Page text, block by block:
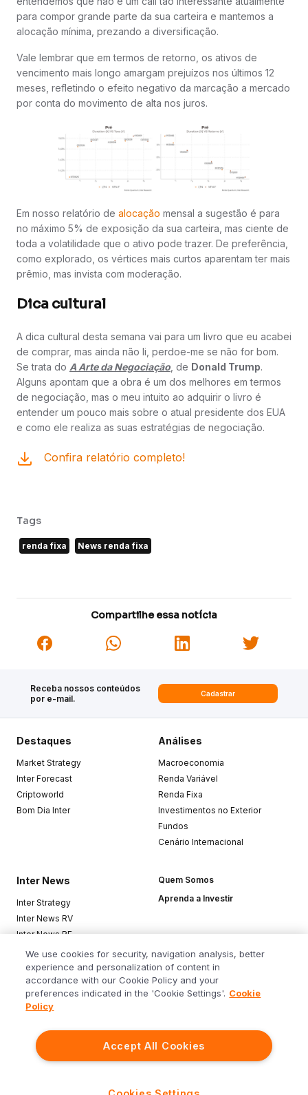
para compor grande parte da sua carteira e mantemos a
alocação mínima, prezando a diversificação.
Vale lembrar que em termos de retorno, os ativos de
vencimento mais longo amargam prejuízos nos últimos 12
meses, refletindo o efeito negativo da marcação a mercado
por conta do movimento de alta nos juros.
Em nosso relatório de alocação mensal a sugestão é para
no máximo 5% de exposição da sua carteira, mas ciente de
toda a volatilidade que o ativo pode trazer. De preferência,
como explorado, os vértices mais curtos aparentam ter mais
prêmio, mas invista com moderação.
Dica cultural
A dica cultural desta semana vai para um livro que eu acabei
de comprar, mas ainda não li, perdoe-me se não for bom.
Se trata do A Arte da Negociação, de Donald Trump.
Alguns apontam que a obra é um dos melhores em termos
de negociação, mas o meu intuito ao adquirir o livro é
entender um pouco mais sobre o atual presidente dos EUA
e como ele realiza as suas estratégias de negociação.
Confira relatório completo!
Tags
renda fixa News renda fixa
Compartilhe essa notícia
Receba nossos conteúdos
por e-mail.
Cadastrar
Siga o Inter
Destaques
Market Strategy
Inter Forecast
Criptoworld
Bom Dia Inter
Análises
Macroeconomia
Renda Variável
Renda Fixa
Investimentos no Exterior
Fundos
Cenário Internacional
Inter News
Inter Strategy
Inter News RV
Inter News RF
Top Funds
Quem Somos
Aprenda a Investir
Baixe o app
We use cookies for security, navigation analysis, better
experience and personalization of content in
accordance with our Cookie Policy and your
preferences indicated in the 'Cookie Settings'. Cookie
Policy
Accept All Cookies